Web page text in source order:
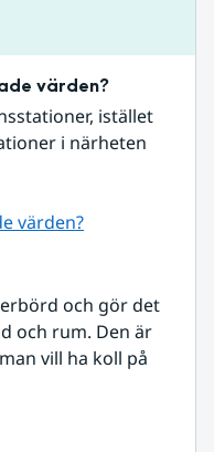
värden?
istället
i närheten
värden?
och gör det
och rum. Den är
vill ha koll på